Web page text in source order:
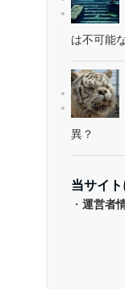
は不可能
異？
当サイ
・ 運営者